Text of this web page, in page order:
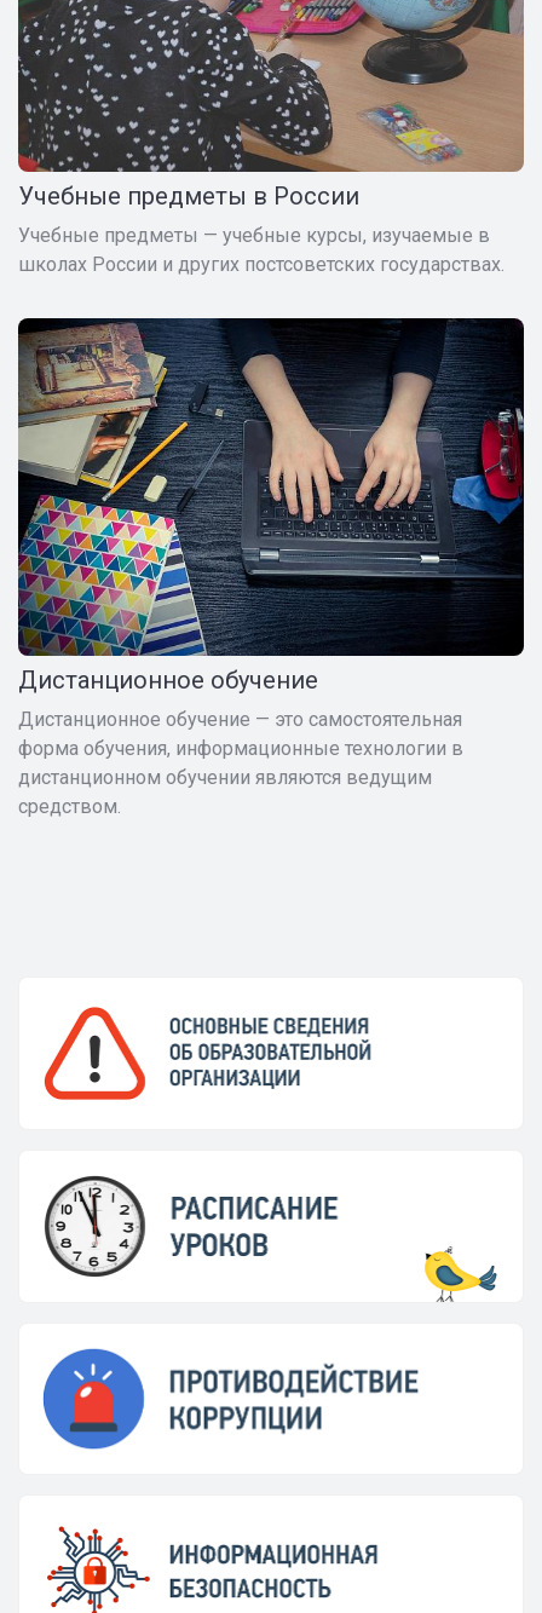
Учебные предметы в России
Учебные предметы — учебные курсы, изучаемые в
школах России и других постсоветских государствах.
Дистанционное обучение
Дистанционное обучение — это самостоятельная
форма обучения, информационные технологии в
дистанционном обучении являются ведущим
средством.